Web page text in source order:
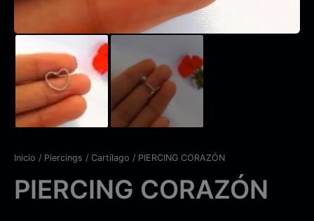
Inicio / Piercings / Cartílago / PIERCING CORAZÓN
PIERCING CORAZÓN